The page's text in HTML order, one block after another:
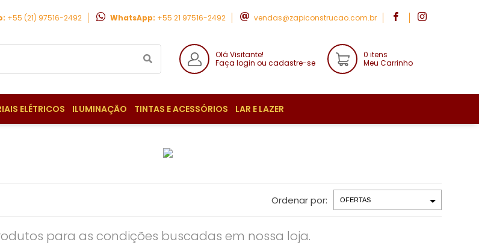
+55 (21) 97516-2492 WhatsApp: +55 21 97516-2492 vendas@zapiconstrucao.com.br
Olá Visitante!
Faça login ou cadastre-se
0 itens
Meu Carrinho
ELÉTRICOS ILUMINAÇÃO TINTAS E ACESSÓRIOS LAR E LAZER
Ordenar por:
para as condições buscadas em nossa loja.